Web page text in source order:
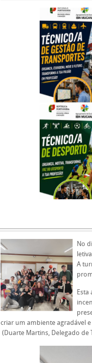
No
A
criar um ambiente agradável
(Duarte Martins, Delegado de